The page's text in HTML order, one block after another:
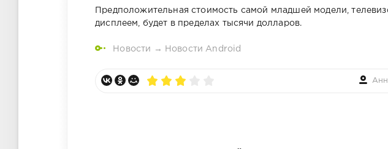
Предположительная стоимость самой младшей модели,
дисплеем, будет в пределах тысячи долларов.
Новости → Новости Android